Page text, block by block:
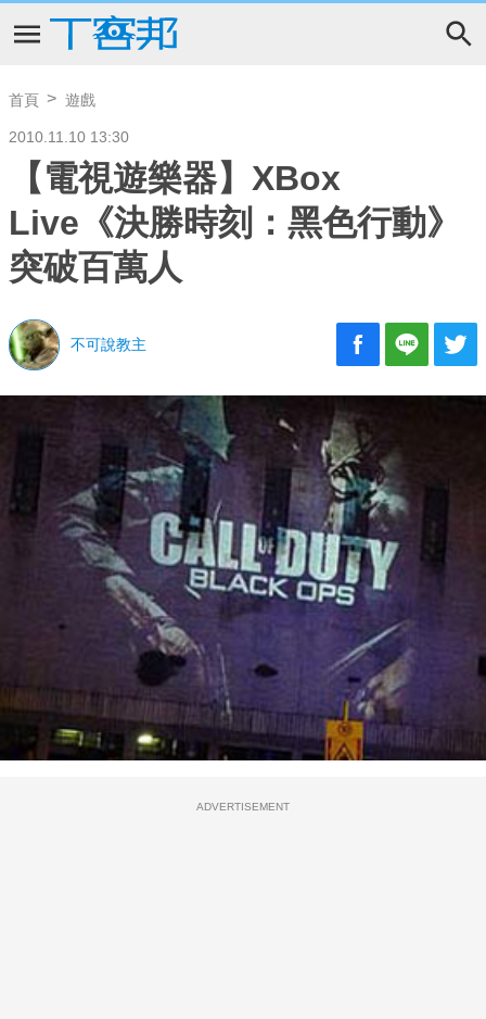
首頁 遊戲
2010.11.10 13:30
【電視遊樂器】XBox
Live《決勝時刻：黑色行動》
突破百萬人
不可說教主
ADVERTISEMENT